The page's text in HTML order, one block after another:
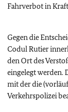
Fahrverbot in
Gegen die
Codul Rutier
den Ort des
eingelegt werden.
mit der die
Verkehrspolizei